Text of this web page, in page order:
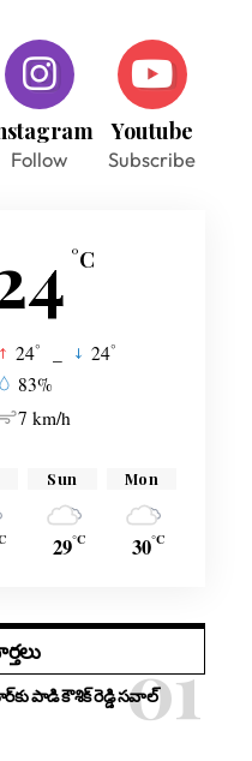
Follow
Youtube
Subscribe
°C
24° 24°
83%
7 km/h
Sun
29°C
Mon
30°C
పాడి కౌశిక్ రెడ్డి సవాల్